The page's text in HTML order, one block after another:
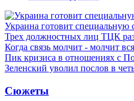
Украина готовит
Трех должностных лиц ТЦК
Когда связь молчит - молчит
Пик кризиса в отношениях с
Зеленский уволил послов в
Сюжеты